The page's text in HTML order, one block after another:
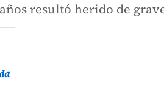
resultó herido de